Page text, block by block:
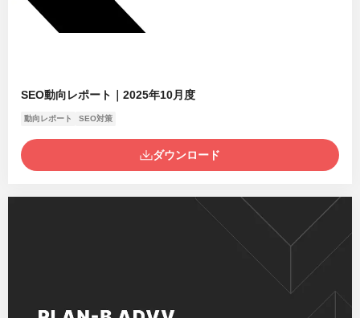
SEO動向レポート｜2025年10月度
動向レポート SEO対策
ダウンロード